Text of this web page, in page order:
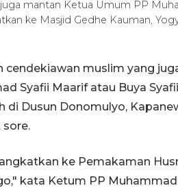
mantan Ketua Umum PP
ke Masjid Gedhe Kauman,
cendekiawan muslim yang
Syafii Maarif atau Buya
Dusun Donomulyo,
ke Pemakaman
kata Ketum PP